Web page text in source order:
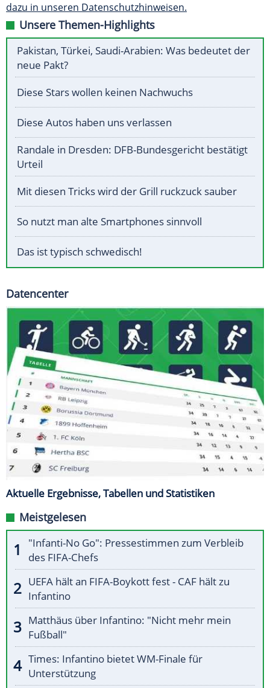
dazu in unseren Datenschutzhinweisen.
Unsere Themen-Highlights
Pakistan, Türkei, Saudi-Arabien: Was bedeutet der
neue Pakt?
Diese Stars wollen keinen Nachwuchs
Diese Autos haben uns verlassen
Randale in Dresden: DFB-Bundesgericht bestätigt
Urteil
Mit diesen Tricks wird der Grill ruckzuck sauber
So nutzt man alte Smartphones sinnvoll
Das ist typisch schwedisch!
Datencenter
Aktuelle Ergebnisse, Tabellen und Statistiken
Meistgelesen
"Infanti-No Go": Pressestimmen zum Verbleib
des FIFA-Chefs
UEFA hält an FIFA-Boykott fest - CAF hält zu
Infantino
Matthäus über Infantino: "Nicht mehr mein
Fußball"
Times: Infantino bietet WM-Finale für
Unterstützung